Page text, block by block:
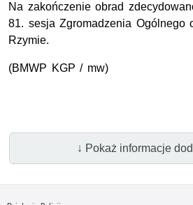
Na zakończenie obrad
81. sesja Zgromadzenia Ogólnego
Rzymie.
(BMWP KGP / mw)
↓ Pokaż informacje